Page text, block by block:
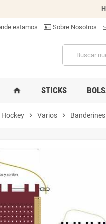
estamos Sobre Nosotros
home STICKS
chevron_right Varios chevron_right